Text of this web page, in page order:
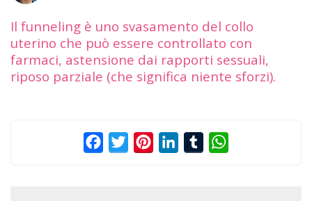
Il funneling è uno svasamento del collo
uterino che può essere controllato con
farmaci, astensione dai rapporti sessuali,
riposo parziale (che significa niente sforzi).
FacebookTwitterPinterestLinkedInTumblr